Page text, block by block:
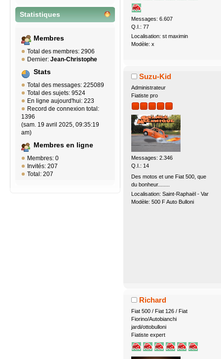
Statistiques
Membres
Total des membres: 2906
Dernier: Jean-Christophe
Stats
Total des messages: 225089
Total des sujets: 9524
En ligne aujourd'hui: 223
Record de connexion total:
1396
(sam. 19 avril 2025, 09:35:19
am)
Membres en ligne
Membres: 0
Invités: 207
Total: 207
Messages: 6.607
Q.I.: 77
Localisation: st maximin
Modèle: x
Suzu-Kid
Administrateur
Fiatiste pro
Messages: 2.346
Q.I.: 14
Des motos et une Fiat 500, que
du bonheur........
Localisation: Saint-Raphaël - Var
Modèle: 500 F Auto Bulloni
Richard
Fiat 500 / Fiat 126 / Fiat
Fiorino/Autobianchi
jardi/ottobulloni
Fiatiste expert